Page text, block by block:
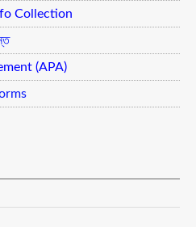
Collection
(APA)